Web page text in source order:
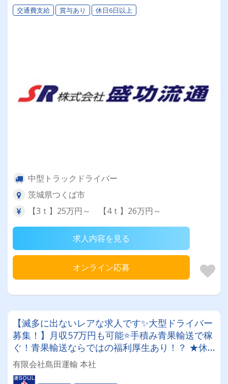
交通費支給 賞与あり 休日6日以上
中型トラックドライバー
茨城県つくば市
【3ｔ】25万円～ 【4ｔ】26万円～
求人内容を見る
オンライン応募
【滅多に出ないレアな求人です✨大型ドライバー
募集！】月収57万円も可能⭐手積み青果輸送で稼
ぐ！青果輸送ならではの福利厚生あり！？ ★休
日シフト相談可能！柔軟に対応します！★身体を
動かすのが好きな方！未経験歓迎！
有限会社島田運輸 本社